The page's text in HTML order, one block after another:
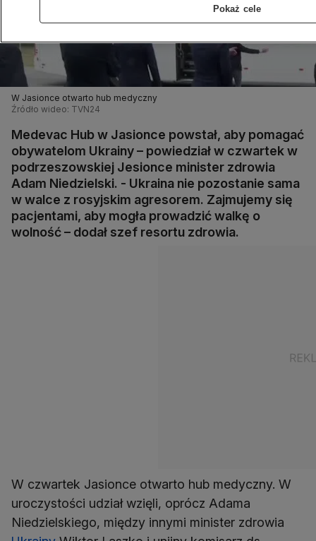
W Jasionce otwarto hub medyczny
Źródło wideo: TVN24
Medevac Hub w Jasionce powstał, aby pomagać
obywatelom Ukrainy – powiedział w czwartek w
podrzeszowskiej Jesionce minister zdrowia
Adam Niedzielski. - Ukraina nie pozostanie sama
w walce z rosyjskim agresorem. Zajmujemy się
pacjentami, aby mogła prowadzić walkę o
wolność – dodał szef resortu zdrowia.
W czwartek Jasionce otwarto hub medyczny. W
uroczystości udział wzięli, oprócz Adama
Niedzielskiego, między innymi minister zdrowia
Pokaż cele